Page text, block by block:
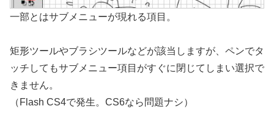
一部とはサブメニューが現れる項目。
矩形ツールやブラシツールなどが該当しますが、ペンでタ
ッチしてもサブメニュー項目がすぐに閉じてしまい選択で
きません。
（Flash CS4で発生。CS6なら問題ナシ）